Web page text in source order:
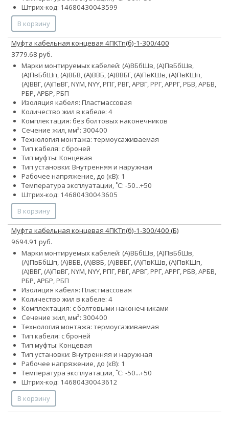
Штрих-код: 14680430043599
В корзину
Муфта кабельная концевая 4ПКТп(б)-1-300/400
3779.68 руб.
Марки монтируемых кабелей: (А)ВБбШв, (А)ПвБбШв,
(А)ПвБбШп, (А)ВБВ, (А)ВВБ, (А)ВВБГ, (А)ПвКШв, (А)ПвКШп,
(А)ВВГ, (А)ПвВГ, NYM, NYY, РПГ, РВГ, АРВГ, РРГ, АРРГ, РБВ, АРБВ,
РБР, АРБР, РБП
Изоляция кабеля: Пластмассовая
Количество жил в кабеле: 4
Комплектация: без болтовых наконечников
Сечение жил, мм²: 300400
Технология монтажа: термоусаживаемая
Тип кабеля: с броней
Тип муфты: Концевая
Тип установки: Внутренняя и наружная
Рабочее напряжение, до (кВ): 1
Температура эксплуатации, ˚С: -50...+50
Штрих-код: 14680430043605
В корзину
Муфта кабельная концевая 4ПКТп(б)-1-300/400 (Б)
9694.91 руб.
Марки монтируемых кабелей: (А)ВБбШв, (А)ПвБбШв,
(А)ПвБбШп, (А)ВБВ, (А)ВВБ, (А)ВВБГ, (А)ПвКШв, (А)ПвКШп,
(А)ВВГ, (А)ПвВГ, NYM, NYY, РПГ, РВГ, АРВГ, РРГ, АРРГ, РБВ, АРБВ,
РБР, АРБР, РБП
Изоляция кабеля: Пластмассовая
Количество жил в кабеле: 4
Комплектация: с болтовыми наконечниками
Сечение жил, мм²: 300400
Технология монтажа: термоусаживаемая
Тип кабеля: с броней
Тип муфты: Концевая
Тип установки: Внутренняя и наружная
Рабочее напряжение, до (кВ): 1
Температура эксплуатации, ˚С: -50...+50
Штрих-код: 14680430043612
В корзину